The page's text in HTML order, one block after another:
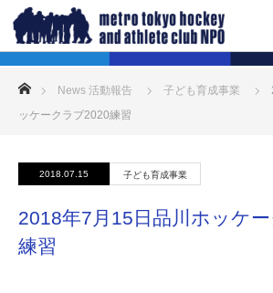
ホーム
News 活動報告 子ども育成事業
ッケークラブ2020練習
2018.07.15 子ども育成事業
2018年7月15日品川ホッケ
練習